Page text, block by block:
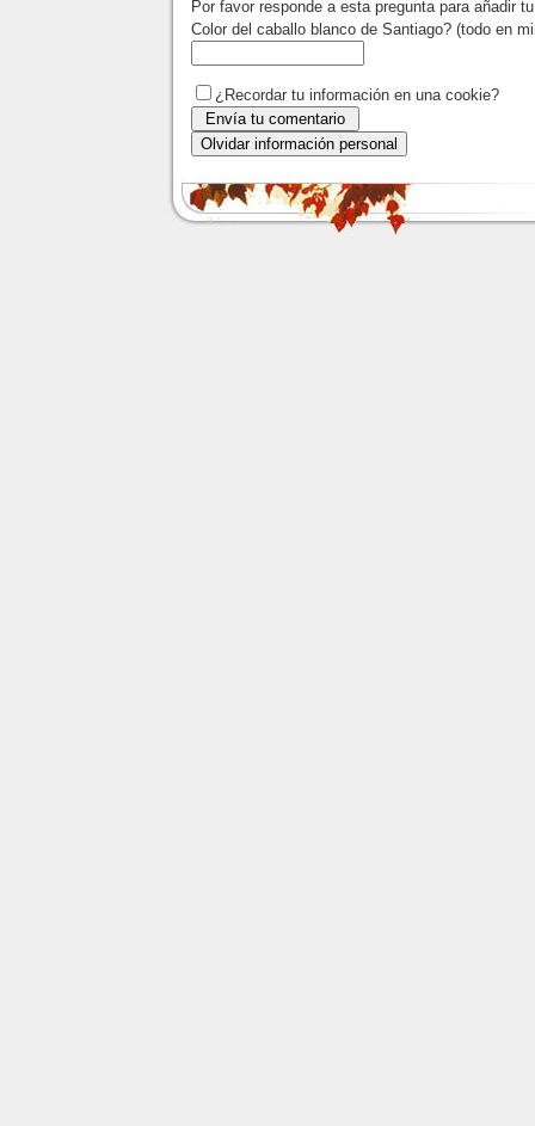
Por favor responde a esta pregunta para añadir
Color del caballo blanco de Santiago? (todo en
¿Recordar tu información en una cookie?